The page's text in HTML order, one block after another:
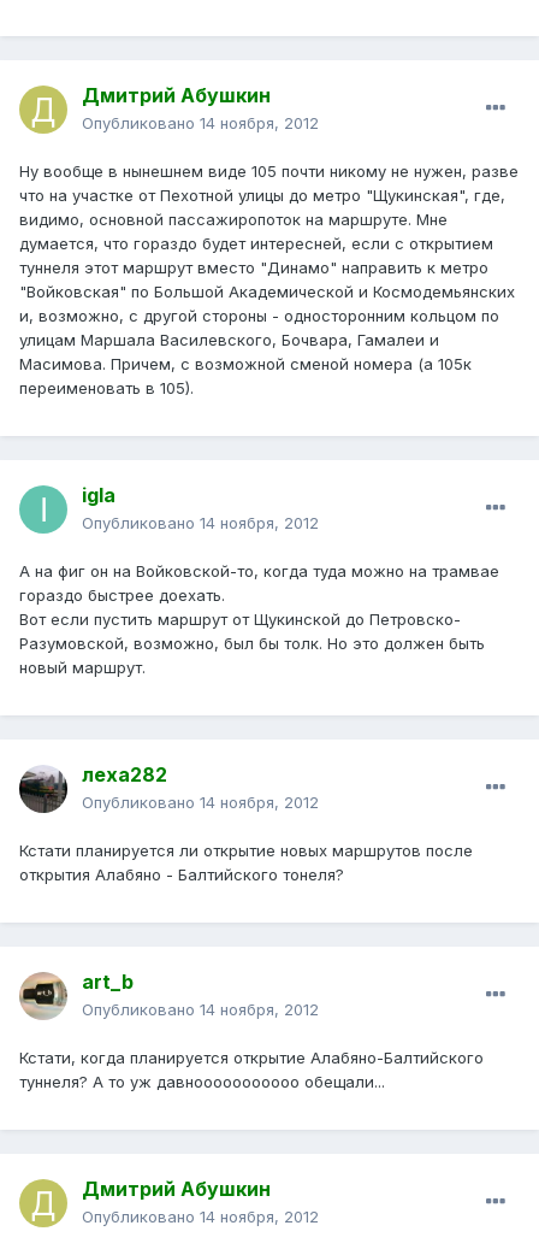
Дмитрий Абушкин
Опубликовано 14 ноября, 2012
Ну вообще в нынешнем виде 105 почти никому не нужен, разве
что на участке от Пехотной улицы до метро "Щукинская", где,
видимо, основной пассажиропоток на маршруте. Мне
думается, что гораздо будет интересней, если с открытием
туннеля этот маршрут вместо "Динамо" направить к метро
"Войковская" по Большой Академической и Космодемьянских
и, возможно, с другой стороны - односторонним кольцом по
улицам Маршала Василевского, Бочвара, Гамалеи и
Масимова. Причем, с возможной сменой номера (а 105к
переименовать в 105).
igla
Опубликовано 14 ноября, 2012
А на фиг он на Войковской-то, когда туда можно на трамвае
гораздо быстрее доехать.
Вот если пустить маршрут от Щукинской до Петровско-
Разумовской, возможно, был бы толк. Но это должен быть
новый маршрут.
леха282
Опубликовано 14 ноября, 2012
Кстати планируется ли открытие новых маршрутов после
открытия Алабяно - Балтийского тонеля?
art_b
Опубликовано 14 ноября, 2012
Кстати, когда планируется открытие Алабяно-Балтийского
туннеля? А то уж давнооооооооооо обещали...
Дмитрий Абушкин
Опубликовано 14 ноября, 2012